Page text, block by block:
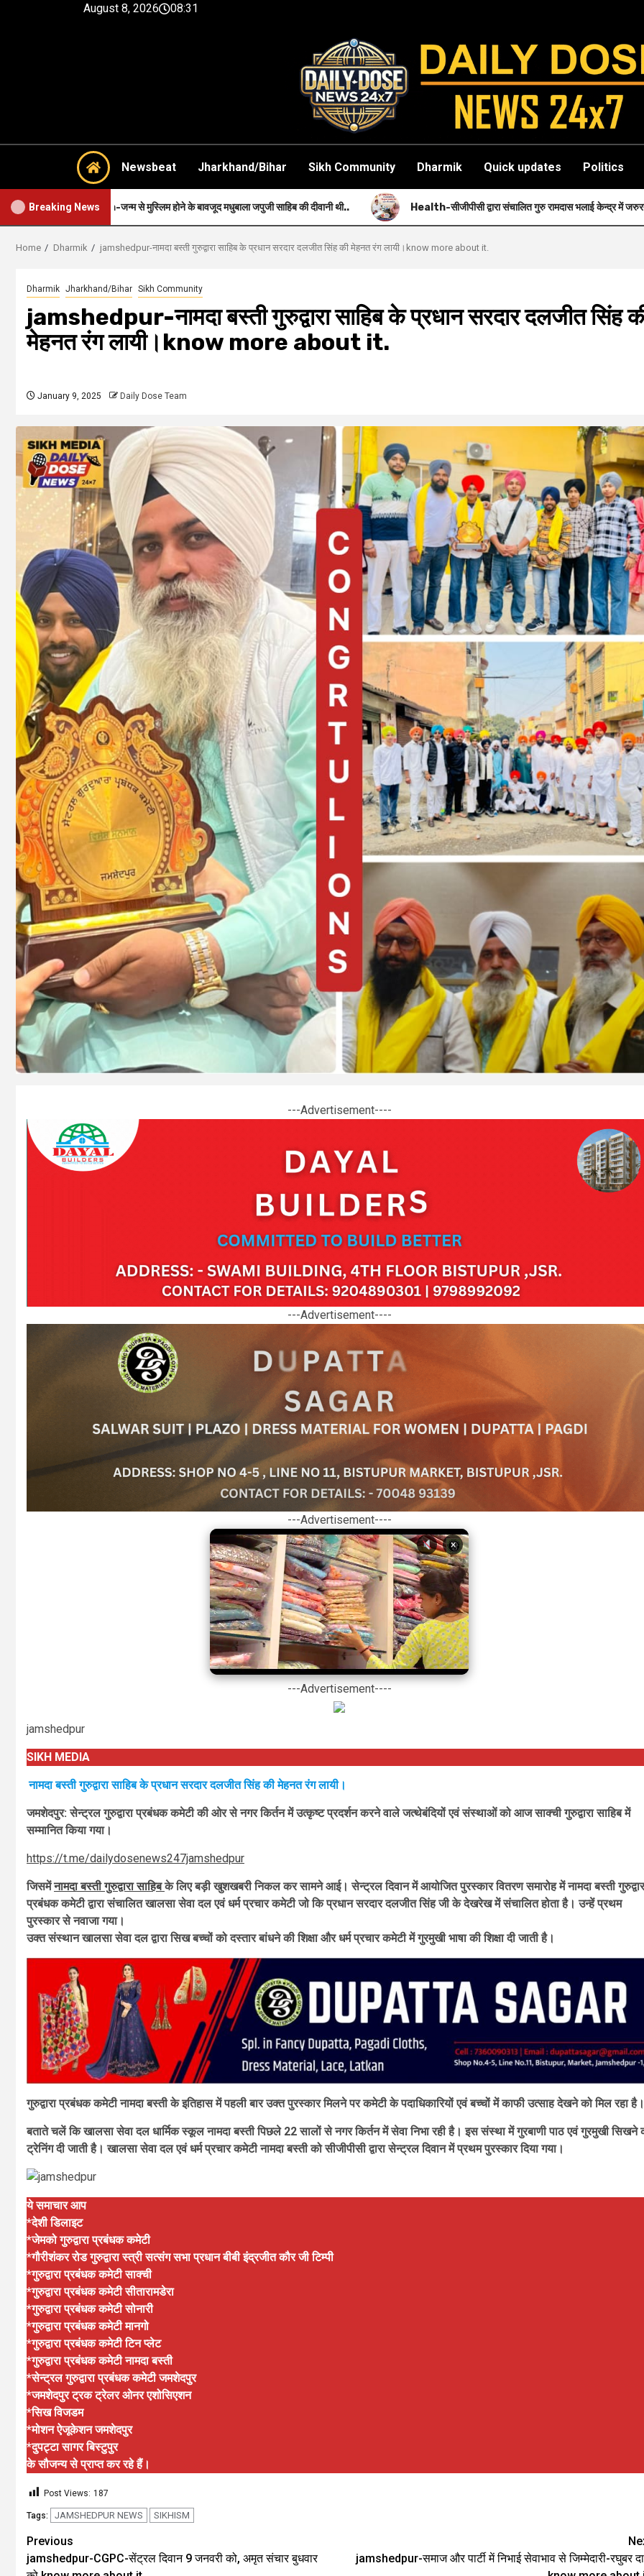
August 8, 2026 08:31
Newsbeat Jharkhand/Bihar Sikh Community Dharmik Quick updates Politics
Breaking News
Faith-जन्म से मुस्लिम होने के बावजूद मधुबाला जपुजी साहिब की दीवानी थी.. Health-सीजीपीसी द्वारा संचालित गुरु रामदास भलाई केन्द्र में जरुरतमंदों को नि: शुल्क
Home Dharmik jamshedpur-नामदा बस्ती गुरुद्वारा साहिब के प्रधान सरदार दलजीत सिंह की मेहनत रंग लायी।know more about it.
Dharmik Jharkhand/Bihar Sikh Community
jamshedpur-नामदा बस्ती गुरुद्वारा साहिब के प्रधान सरदार दलजीत सिंह
मेहनत रंग लायी।know more about it.
January 9, 2025 Daily Dose Team
---Advertisement----
---Advertisement----
---Advertisement----
×
---Advertisement----
jamshedpur
SIKH MEDIA
नामदा बस्ती गुरुद्वारा साहिब के प्रधान सरदार दलजीत सिंह की मेहनत रंग लायी।
जमशेदपुर: सेन्ट्रल गुरुद्वारा प्रबंधक कमेटी की ओर से नगर किर्तन में उत्कृष्ट प्रदर्शन करने वाले जत्थेबंदियों एवं संस्थाओं को आज साक्ची गुरुद्वारा साहिब में
सम्मानित किया गया।
https://t.me/dailydosenews247jamshedpur
जिसमेंनामदा बस्ती गुरुद्वारा साहिबके लिए बड़ी खुशखबरी निकल कर सामने आई। सेन्ट्रल दिवान में आयोजित पुरस्कार वितरण समारोह में नामदा बस्ती
प्रबंधक कमेटी द्वारा संचालित खालसा सेवा दल एवं धर्म प्रचार कमेटी जो कि प्रधान सरदार दलजीत सिंह जी के देखरेख में संचालित होता है। उन्हें प्रथम
पुरस्कार से नवाजा गया।
उक्त संस्थान खालसा सेवा दल द्वारा सिख बच्चों को दस्तार बांधने की शिक्षा और धर्म प्रचार कमेटी में गुरमुखी भाषा की शिक्षा दी जाती है।
गुरुद्वारा प्रबंधक कमेटी नामदा बस्ती के इतिहास में पहली बार उक्त पुरस्कार मिलने पर कमेटी के पदाधिकारियों एवं बच्चों में काफी उत्साह देखने को मिल रहा है।
बताते चलें कि खालसा सेवा दल धार्मिक स्कूल नामदा बस्ती पिछले 22 सालों से नगर किर्तन में सेवा निभा रही है। इस संस्था में गुरबाणी पाठ एवं गुरमुखी सिखने
ट्रेनिंग दी जाती है। खालसा सेवा दल एवं धर्म प्रचार कमेटी नामदा बस्ती को सीजीपीसी द्वारा सेन्ट्रल दिवान में प्रथम पुरस्कार दिया गया।
ये समाचार आप
*देशी डिलाइट
*जेमको गुरुद्वारा प्रबंधक कमेटी
*गौरीशंकर रोड गुरुद्वारा स्त्री सत्संग सभा प्रधान बीबी इंद्रजीत कौर जी टिम्पी
*गुरुद्वारा प्रबंधक कमेटी साक्ची
*गुरुद्वारा प्रबंधक कमेटी सीतारामडेरा
*गुरुद्वारा प्रबंधक कमेटी सोनारी
*गुरुद्वारा प्रबंधक कमेटी मानगो
*गुरुद्वारा प्रबंधक कमेटी टिन प्लेट
*गुरुद्वारा प्रबंधक कमेटी नामदा बस्ती
*सेन्ट्रल गुरुद्वारा प्रबंधक कमेटी जमशेदपुर
*जमशेदपुर ट्रक ट्रेलर ओनर एशोसिएशन
*सिख विजडम
*मोशन ऐजूकेशन जमशेदपुर
*दुपट्टा सागर बिस्टुपुर
के सौजन्य से प्राप्त कर रहे हैं।
Post Views: 187
Tags: JAMSHEDPUR NEWS SIKHISM
Previous
jamshedpur-CGPC-सेंट्रल दिवान 9 जनवरी को, अमृत संचार बुधवार
jamshedpur-समाज और पार्टी में निभाई सेवाभाव से जिम्मेदारी-रघुबर